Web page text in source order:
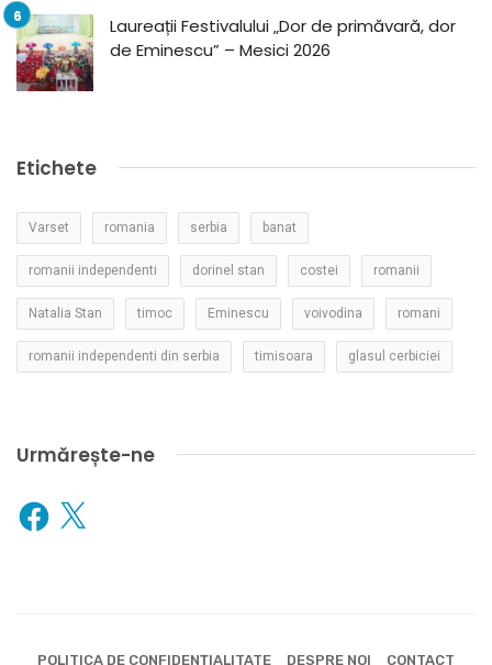
Laureații Festivalului „Dor de primăvară, dor
de Eminescu” – Mesici 2026
Etichete
Varset romania serbia banat
romanii independenti dorinel stan costei romanii
Natalia Stan timoc Eminescu voivodina romani
romanii independenti din serbia timisoara glasul cerbiciei
Urmărește-ne
Facebook
X
POLITICA DE CONFIDENȚIALITATE DESPRE NOI CONTACT